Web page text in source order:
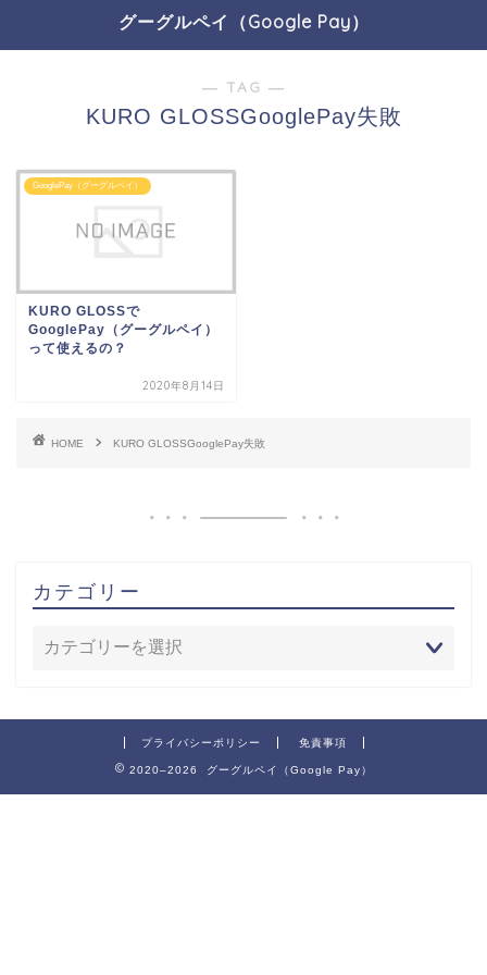
グーグルペイ（Google Pay）
― TAG ―
KURO GLOSSGooglePay失敗
GooglePay（グーグルペイ）
KURO GLOSSで
GooglePay（グーグルペイ）
って使えるの？
2020年8月14日
HOME KURO GLOSSGooglePay失敗
カテゴリー
プライバシーポリシー 免責事項
2020–2026 グーグルペイ（Google Pay）